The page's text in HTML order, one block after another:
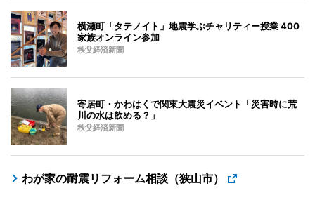
横瀬町「タテノイト」地震学ぶチャリティー授業 400
家族オンライン参加
秩父経済新聞
寄居町・かわはくで関東大震災イベント「災害時に荒
川の水は飲める？」
秩父経済新聞
わが家の耐震リフォーム相談（狭山市）